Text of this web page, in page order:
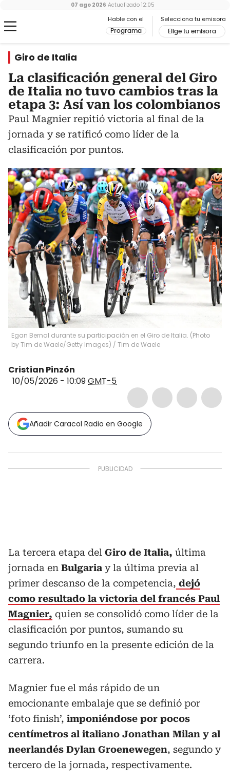
Hable con el
Programa
Selecciona tu emisora
Elige tu emisora
07 ago 2026 Actualizado 12:05
Giro de Italia
La clasificación general del Giro
de Italia no tuvo cambios tras la
etapa 3: Así van los colombianos
Paul Magnier repitió victoria al final de la
jornada y se ratificó como líder de la
clasificación por puntos.
Egan Bernal durante su participación en el Giro de Italia. (Photo
by Tim de Waele/Getty Images) / Tim de Waele
Cristian Pinzón
10/05/2026 - 10:09GMT-5
Añadir Caracol Radio en Google
La tercera etapa del Giro de Italia, última
jornada en Bulgaria y la última previa al
primer descanso de la competencia, dejó
como resultado la victoria del francés Paul
Magnier, quien se consolidó como líder de la
clasificación por puntos, sumando su
segundo triunfo en la presente edición de la
carrera.
Magnier fue el más rápido de un
emocionante embalaje que se definió por
‘foto finish’, imponiéndose por pocos
centímetros al italiano Jonathan Milan y al
neerlandés Dylan Groenewegen, segundo y
tercero de la jornada, respectivamente.